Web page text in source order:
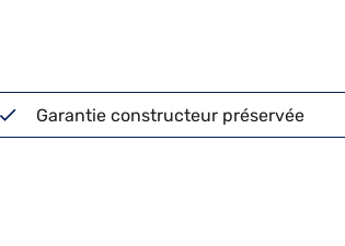
Garantie constructeur préservée